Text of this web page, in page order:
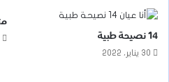
14 نصيحة طبية
30 يناير، 2022